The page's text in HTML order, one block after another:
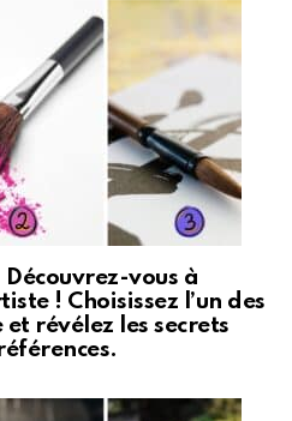
vous à
! Choisissez l’un des
révélez les secrets